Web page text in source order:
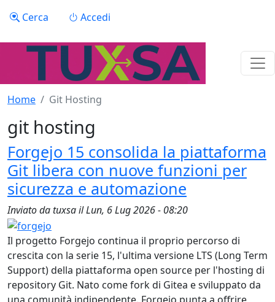
Menu profilo utente
Cerca Accedi
Home Git Hosting
git hosting
Forgejo 15 consolida la piattaforma
Git libera con nuove funzioni per
sicurezza e automazione
Inviato datuxsailLun, 6 Lug 2026 - 08:20
Il progetto Forgejo continua il proprio percorso di
crescita con la serie 15, l'ultima versione LTS (Long Term
Support) della piattaforma open source per l'hosting di
repository Git. Nato come fork di Gitea e sviluppato da